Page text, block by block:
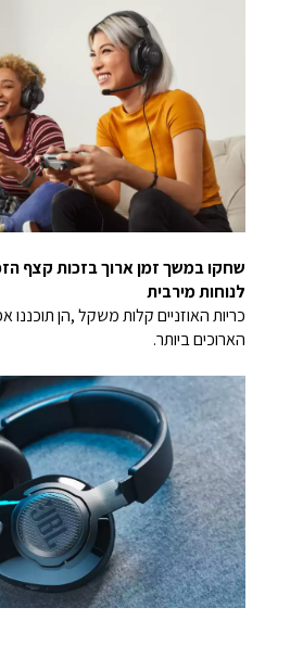
שחקו במשך זמן ארוך בזכות קצף
לנוחות מירבית
כריות האוזניים קלות משקל ,הן
הארוכים ביותר.